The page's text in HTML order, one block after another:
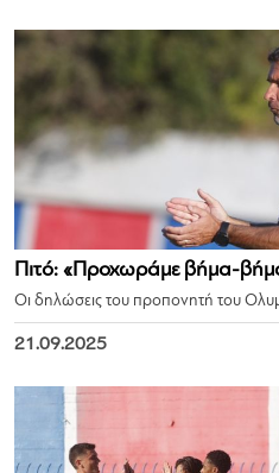
Πιτό: «Προχωράμε βήμα-
Οι δηλώσεις του προπονητή του
21.09.2025